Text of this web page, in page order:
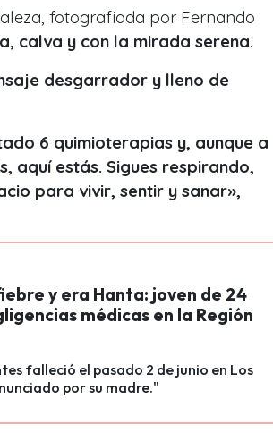
fotografiada por Fernando
calva y con la mirada serena.
desgarrador y lleno de
6 quimioterapias y, aunque a
aquí estás. Sigues respirando,
para vivir, sentir y sanar»,
y era Hanta: joven de 24
médicas en la Región
falleció el pasado 2 de junio en Los
por su madre."